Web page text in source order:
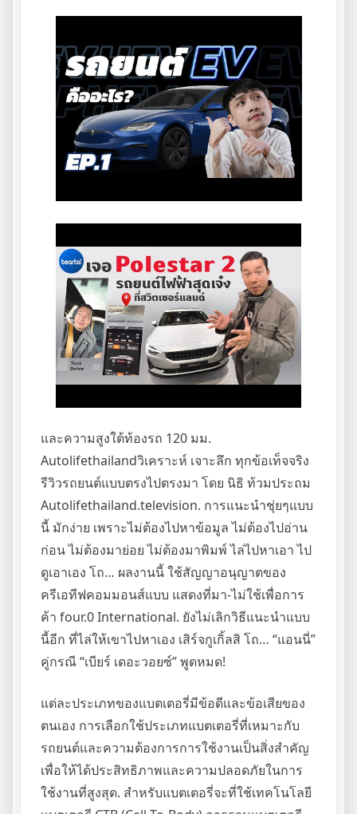
และความสูงใต้ท้องรถ 120 มม.
Autolifethailandวิเคราะห์ เจาะลึก ทุกข้อเท็จจริง
รีวิวรถยนต์แบบตรงไปตรงมา โดย นิธิ ท้วมประถม
Autolifethailand.television. การแนะนำชุ่ยๆแบบ
นี้ มักง่าย เพราะไม่ต้องไปหาข้อมูล ไม่ต้องไปอ่าน
ก่อน ไม่ต้องมาย่อย ไม่ต้องมาพิมพ์ ไล่ไปหาเอา ไป
ดูเอาเอง โถ… ผลงานนี้ ใช้สัญญาอนุญาตของ
ครีเอทีฟคอมมอนส์แบบ แสดงที่มา-ไม่ใช้เพื่อการ
ค้า four.0 International. ยังไม่เลิกวิธีแนะนำแบบ
นี้อีก ที่ไล่ให้เขาไปหาเอง เสิร์จกูเกิ้ลสิ โถ… “แอนนี่”
คู่กรณี “เบียร์ เดอะวอยซ์” พูดหมด!
แต่ละประเภทของแบตเตอรี่มีข้อดีและข้อเสียของ
ตนเอง การเลือกใช้ประเภทแบตเตอรี่ที่เหมาะกับ
รถยนต์และความต้องการการใช้งานเป็นสิ่งสำคัญ
เพื่อให้ได้ประสิทธิภาพและความปลอดภัยในการ
ใช้งานที่สูงสุด. สำหรับแบตเตอรี่จะที่ใช้เทคโนโลยี